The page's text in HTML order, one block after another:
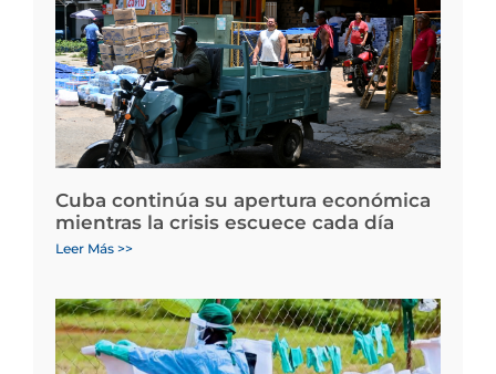
Cuba continúa su apertura económica
mientras la crisis escuece cada día
Leer Más >>